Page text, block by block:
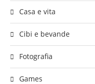
Casa e vita
Cibi e bevande
Fotografia
Games